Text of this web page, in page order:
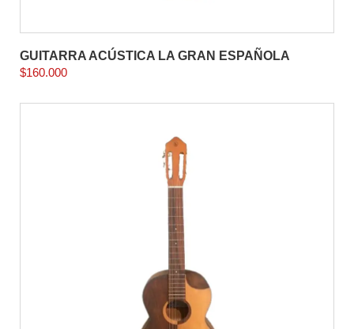
GUITARRA ACÚSTICA LA GRAN ESPAÑOLA
$160.000